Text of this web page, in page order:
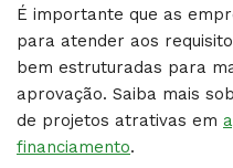
É importante que as
para atender aos
bem estruturadas para
aprovação. Saiba mais
de projetos atrativas em
financiamento.